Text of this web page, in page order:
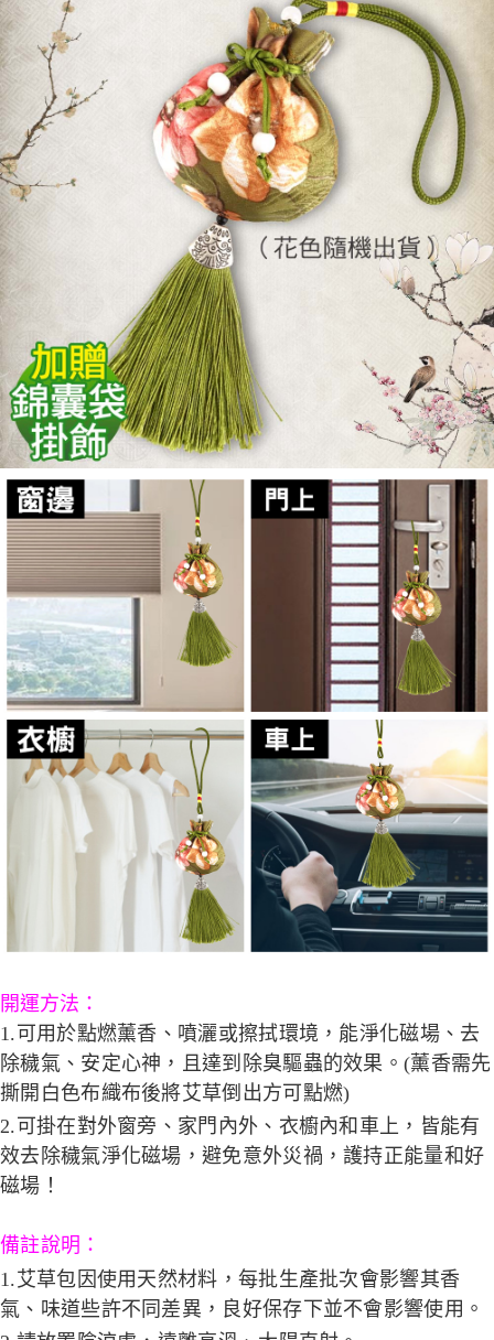
開運方法：
1.可用於點燃薰香、噴灑或擦拭環境，能淨化磁場、去
除穢氣、安定心神，且達到除臭驅蟲的效果。(薰香需先
撕開白色布織布後將艾草倒出方可點燃)
2.可掛在對外窗旁、家門內外、衣櫥內和車上，皆能有
效去除穢氣淨化磁場，避免意外災禍，護持正能量和好
磁場！
備註說明：
1.艾草包因使用天然材料，每批生產批次會影響其香
氣、味道些許不同差異，良好保存下並不會影響使用。